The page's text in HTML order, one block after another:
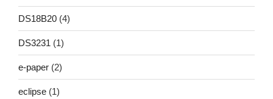
DS18B20 (4)
DS3231 (1)
e-paper (2)
eclipse (1)